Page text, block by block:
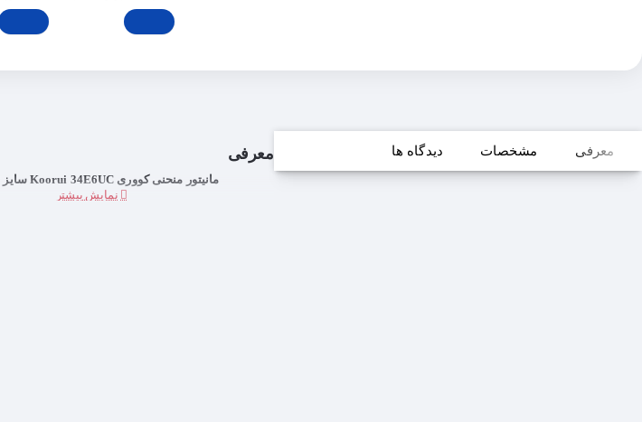
معرفی مشخصات دیدگاه ها معرفی
مانیتور منحنی کووری Koorui 34E6UC سایز 34 اینچ